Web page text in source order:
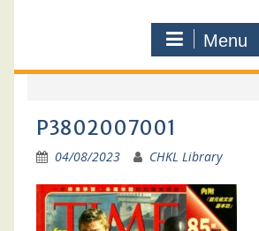
Menu
P3802007001
04/08/2023 CHKL Library